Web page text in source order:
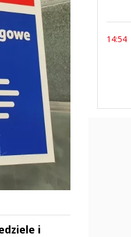
i
14:54